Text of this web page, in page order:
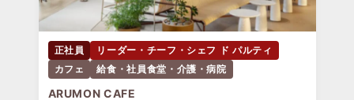
正社員
リーダー・チーフ・シェフ ド パルティ
カフェ
給食・社員食堂・介護・病院
ARUMON CAFE